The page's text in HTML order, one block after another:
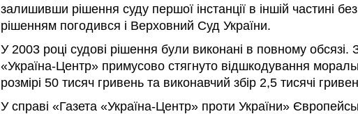
залишивши рішення суду першої інстанції в іншій частині
рішенням погодився і Верховний Суд України.
У 2003 році судові рішення були виконані в повному обсязі. З
«Україна-Центр» примусово стягнуто відшкодування
розмірі 50 тисяч гривень та виконавчий збір 2,5 тисячі
У справі «Газета «Україна-Центр» проти України»